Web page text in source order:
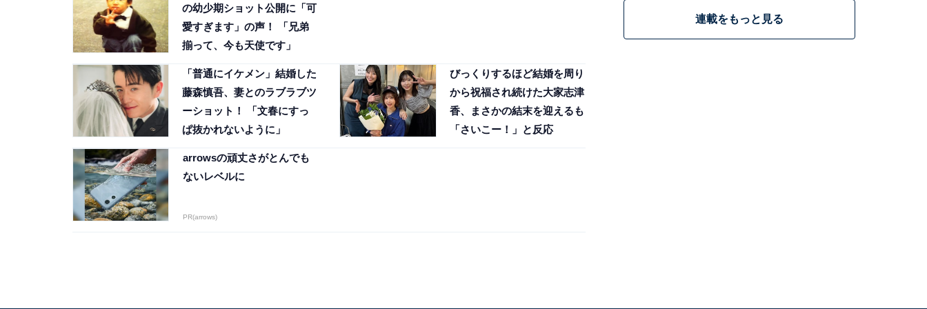
の幼少期ショット公開に「可
愛すぎます」の声！ 「兄弟
揃って、今も天使です」
「普通にイケメン」結婚した
藤森慎吾、妻とのラブラブツ
ーショット！ 「文春にすっ
ぱ抜かれないように」
びっくりするほど結婚を周り
から祝福され続けた大家志津
香、まさかの結末を迎えるも
「さいこー！」と反応
arrowsの頑丈さがとんでも
ないレベルに
PR(arrows)
連載をもっと見る